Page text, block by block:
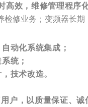
高效，维修管理程序
检修业务；变频器长
动化系统集成；
统；
技术改造。
户，以质量保证、